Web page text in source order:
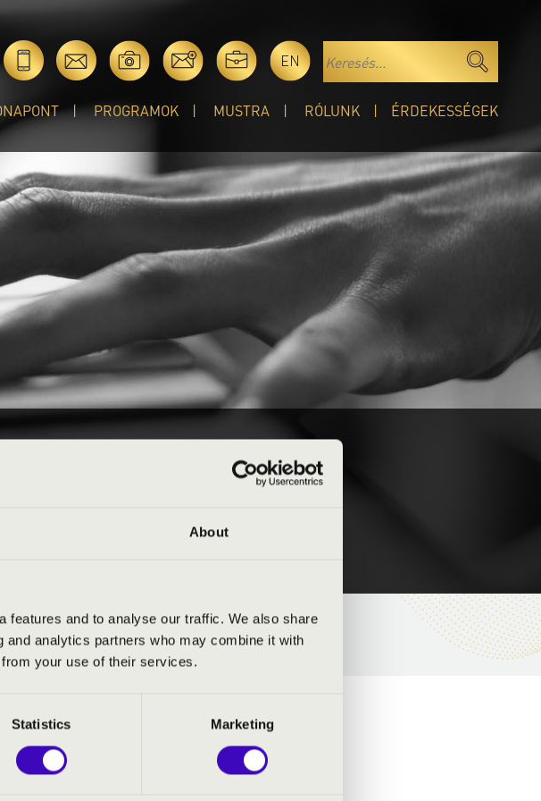
About
features and to analyse our traffic. We also share
analytics partners who may combine it with
your use of their services.
Statistics Marketing
EN
PROGRAMOK MUSTRA RÓLUNK ÉRDEKESSÉGEK
QUARTET